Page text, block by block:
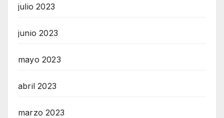
julio 2023
junio 2023
mayo 2023
abril 2023
marzo 2023